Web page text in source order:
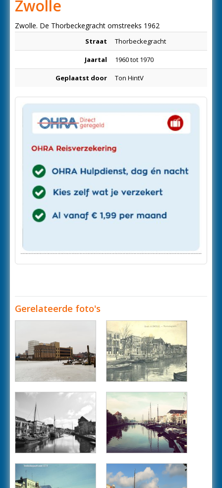
Zwolle
Zwolle. De Thorbeckegracht omstreeks 1962
Straat Thorbeckegracht
Jaartal 1960 tot 1970
Geplaatst door Ton HintV
Gerelateerde foto's